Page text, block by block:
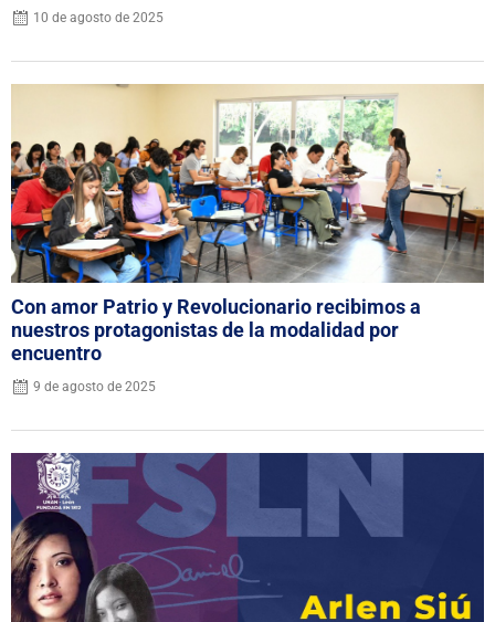
10 de agosto de 2025
Con amor Patrio y Revolucionario recibimos a
nuestros protagonistas de la modalidad por
encuentro
9 de agosto de 2025